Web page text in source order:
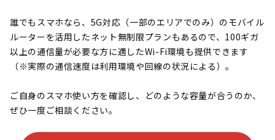
誰でもスマホなら、5G対応（一部のエリアでのみ）のモバイル
ルーターを活用したネット無制限プランもあるので、100ギガ
以上の通信量が必要な方に適したWi-Fi環境も提供できます
（※実際の通信速度は利用環境や回線の状況による）。
ご自身のスマホ使い方を確認し、どのような容量が合うのか、
ぜひ一度ご相談ください。